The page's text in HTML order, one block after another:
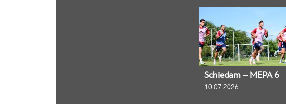
Schiedam – ΜΕΡΑ 6
10.07.2026